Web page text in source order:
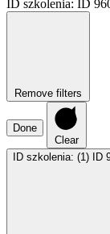
ID szkolenia: ID
Remove filters
Done
Clear
ID szkolenia: (1) ID